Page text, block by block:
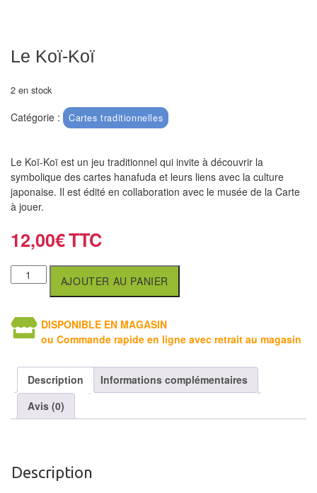
pour
aveugles
d'échecs
Livres
en
en
français
Tables
Jeux
de
Le Koï-Koï
2 en stock
Catégorie : Cartes traditionnelles
Le Koï-Koï est un jeu traditionnel qui invite à découvrir la
symbolique des cartes hanafuda et leurs liens avec la culture
japonaise. Il est édité en collaboration avec le musée de la Carte
à jouer.
12,00€
AJOUTER AU PANIER
DISPONIBLE EN MAGASIN
ou Commande rapide en ligne avec retrait au magasin
Description
Informations complémentaires
Avis (0)
Description